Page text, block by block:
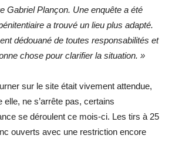
Gabriel Plançon. Une enquête a été
a trouvé un lieu plus adapté.
dédouané de toutes responsabilités et
chose pour clarifier la situation. »
sur le site était vivement attendue,
ne s’arrête pas, certains
se déroulent ce mois-ci. Les tirs à 25
ouverts avec une restriction encore